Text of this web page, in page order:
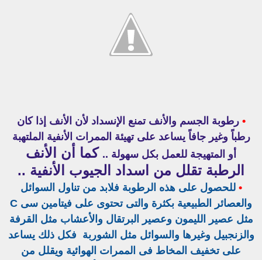
• رطوبة الجسم والأنف تمنع الإنسداد لأن الأنف إذا كان
رطباً وغير جافاً يساعد على تهيئة الممرات الأنفية الملتهبة
أو المتهيجة للعمل بكل سهولة .. كما أن الأنف
الرطبة تقلل من اسداد الجيوب الأنفية ..
• للحصول على هذه الرطوبة فلابد من تناول السوائل
والعصائر الطبيعية بكثرة والتى تحتوى على فيتامين سى C
مثل عصير الليمون وعصير البرتقال والأعشاب مثل القرفة
والزنجبيل وغيرها والسوائل مثل الشوربة فكل ذلك يساعد
على تخفيف المخاط فى الممرات الهوائية ويقلل من